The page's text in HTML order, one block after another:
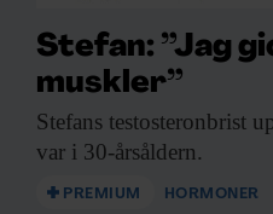
Stefan: ”Jag
muskler”
Stefans testosteronbrist
var i 30-årsåldern.
PREMIUM HORMONER